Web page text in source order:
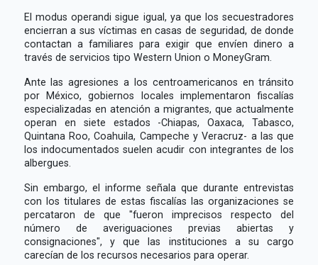
El modus operandi sigue igual, ya que los secuestradores
encierran a sus víctimas en casas de seguridad, de donde
contactan a familiares para exigir que envíen dinero a
través de servicios tipo Western Union o MoneyGram.
Ante las agresiones a los centroamericanos en tránsito
por México, gobiernos locales implementaron fiscalías
especializadas en atención a migrantes, que actualmente
operan en siete estados -Chiapas, Oaxaca, Tabasco,
Quintana Roo, Coahuila, Campeche y Veracruz- a las que
los indocumentados suelen acudir con integrantes de los
albergues.
Sin embargo, el informe señala que durante entrevistas
con los titulares de estas fiscalías las organizaciones se
percataron de que "fueron imprecisos respecto del
número de averiguaciones previas abiertas y
consignaciones", y que las instituciones a su cargo
carecían de los recursos necesarios para operar.